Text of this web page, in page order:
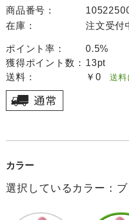
商品番号：
在庫：
注文受付
ポイント率：
0.5%
獲得ポイント数： 13pt
送料：
￥0 送料
カラー
選択しているカラー：